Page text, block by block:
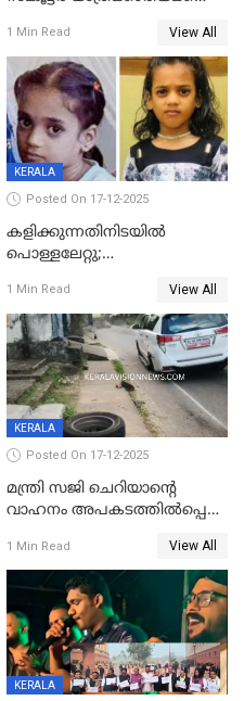
കണ്ടോത്ത് ദേശീയ പാതയിൽ
1 Min Read View All
KERALA
Posted On 17-12-2025
കളിക്കുന്നതിനിടയിൽ
പൊള്ളലേറ്റു;
ക്ലാസ് വിദ്യാർത്ഥിനി മരിച്ചു
1 Min Read View All
KERALA
Posted On 17-12-2025
മന്ത്രി സജി ചെറിയാന്റെ
വാഹനം അപകടത്തിൽപ്പെട്ടു;
രക്ഷപ്പെട്ടത് തലനാരിടയ്ക്ക്
1 Min Read View All
KERALA